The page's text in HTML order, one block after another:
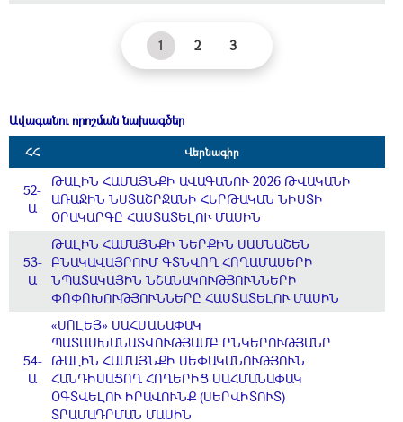
1 2 3
Ավագանու որոշման նախագծեր
ՀՀ Վերնագիր
52-
Ա
ԹԱԼԻՆ ՀԱՄԱՅՆՔԻ ԱՎԱԳԱՆՈՒ 2026 ԹՎԱԿԱՆԻ
ԱՌԱՋԻՆ ՆՍՏԱՇՐՋԱՆԻ ՀԵՐԹԱԿԱՆ ՆԻՍՏԻ
ՕՐԱԿԱՐԳԸ ՀԱՍՏԱՏԵԼՈՒ ՄԱՍԻՆ
53-
Ա
ԹԱԼԻՆ ՀԱՄԱՅՆՔԻ ՆԵՐՔԻՆ ՍԱՍՆԱՇԵՆ
ԲՆԱԿԱՎԱՅՐՈՒՄ ԳՏՆՎՈՂ ՀՈՂԱՄԱՍԵՐԻ
ՆՊԱՏԱԿԱՅԻՆ ՆՇԱՆԱԿՈՒԹՅՈՒՆՆԵՐԻ
ՓՈՓՈԽՈՒԹՅՈՒՆՆԵՐԸ ՀԱՍՏԱՏԵԼՈՒ ՄԱՍԻՆ
54-
Ա
«ՍՈԼԵՅ» ՍԱՀՄԱՆԱՓԱԿ
ՊԱՏԱՍԽԱՆԱՏՎՈՒԹՅԱՄԲ ԸՆԿԵՐՈՒԹՅԱՆԸ
ԹԱԼԻՆ ՀԱՄԱՅՆՔԻ ՍԵՓԱԿԱՆՈՒԹՅՈՒՆ
ՀԱՆԴԻՍԱՑՈՂ ՀՈՂԵՐԻՑ ՍԱՀՄԱՆԱՓԱԿ
ՕԳՏՎԵԼՈՒ ԻՐԱՎՈՒՆՔ (ՍԵՐՎԻՏՈՒՏ)
ՏՐԱՄԱԴՐՄԱՆ ՄԱՍԻՆ